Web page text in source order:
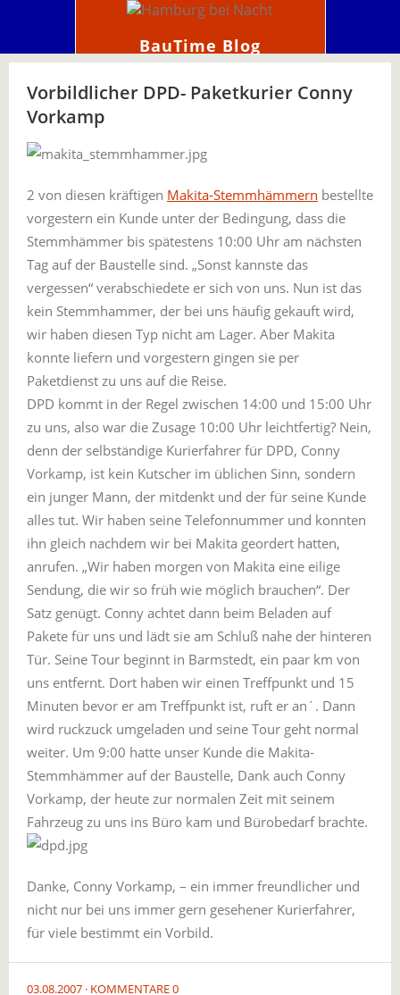
BauTime Blog
Vorbildlicher DPD- Paketkurier Conny
Vorkamp
2 von diesen kräftigen Makita-Stemmhämmern bestellte
vorgestern ein Kunde unter der Bedingung, dass die
Stemmhämmer bis spätestens 10:00 Uhr am nächsten
Tag auf der Baustelle sind. „Sonst kannste das
vergessen“ verabschiedete er sich von uns. Nun ist das
kein Stemmhammer, der bei uns häufig gekauft wird,
wir haben diesen Typ nicht am Lager. Aber Makita
konnte liefern und vorgestern gingen sie per
Paketdienst zu uns auf die Reise.
DPD kommt in der Regel zwischen 14:00 und 15:00 Uhr
zu uns, also war die Zusage 10:00 Uhr leichtfertig? Nein,
denn der selbständige Kurierfahrer für DPD, Conny
Vorkamp, ist kein Kutscher im üblichen Sinn, sondern
ein junger Mann, der mitdenkt und der für seine Kunde
alles tut. Wir haben seine Telefonnummer und konnten
ihn gleich nachdem wir bei Makita geordert hatten,
anrufen. „Wir haben morgen von Makita eine eilige
Sendung, die wir so früh wie möglich brauchen“. Der
Satz genügt. Conny achtet dann beim Beladen auf
Pakete für uns und lädt sie am Schluß nahe der hinteren
Tür. Seine Tour beginnt in Barmstedt, ein paar km von
uns entfernt. Dort haben wir einen Treffpunkt und 15
Minuten bevor er am Treffpunkt ist, ruft er an´. Dann
wird ruckzuck umgeladen und seine Tour geht normal
weiter. Um 9:00 hatte unser Kunde die Makita-
Stemmhämmer auf der Baustelle, Dank auch Conny
Vorkamp, der heute zur normalen Zeit mit seinem
Fahrzeug zu uns ins Büro kam und Bürobedarf brachte.
Danke, Conny Vorkamp, – ein immer freundlicher und
nicht nur bei uns immer gern gesehener Kurierfahrer,
für viele bestimmt ein Vorbild.
03.08.2007 KOMMENTARE 0